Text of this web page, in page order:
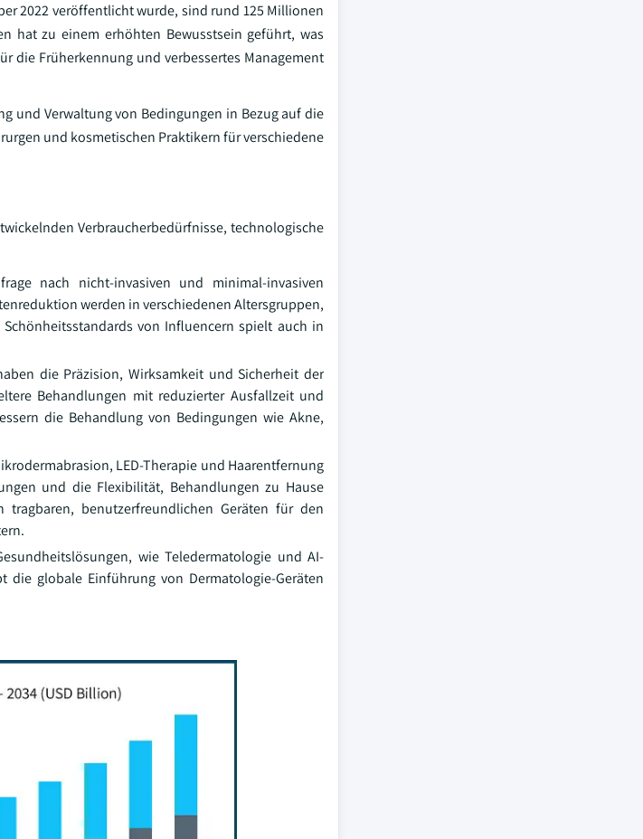
2022 veröffentlicht wurde, sind rund 125 Millionen
hat zu einem erhöhten Bewusstsein geführt, was
die Früherkennung und verbessertes Management
und Verwaltung von Bedingungen in Bezug auf die
und kosmetischen Praktikern für verschiedene
Verbraucherbedürfnisse, technologische
nach nicht-invasiven und minimal-invasiven
werden in verschiedenen Altersgruppen,
von Influencern spielt auch in
die Präzision, Wirksamkeit und Sicherheit der
Behandlungen mit reduzierter Ausfallzeit und
die Behandlung von Bedingungen wie Akne,
LED-Therapie und Haarentfernung
und die Flexibilität, Behandlungen zu Hause
benutzerfreundlichen Geräten für den
wie Teledermatologie und AI-
globale Einführung von Dermatologie-Geräten